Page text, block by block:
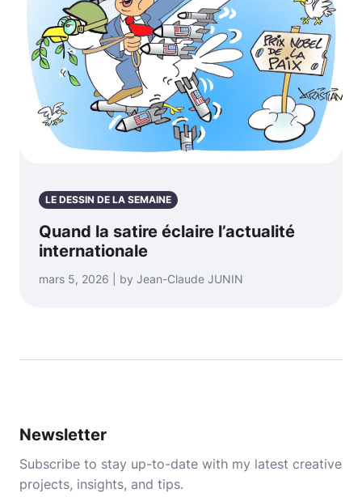
LE DESSIN DE LA SEMAINE
Quand la satire éclaire l’actualité
internationale
mars 5, 2026 | by Jean-Claude JUNIN
Newsletter
Subscribe to stay up-to-date with my latest creative
projects, insights, and tips.